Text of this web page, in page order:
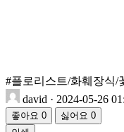
#플로리스트/화훼장식/
david · 2024-05-26
좋아요 0 싫어요 0